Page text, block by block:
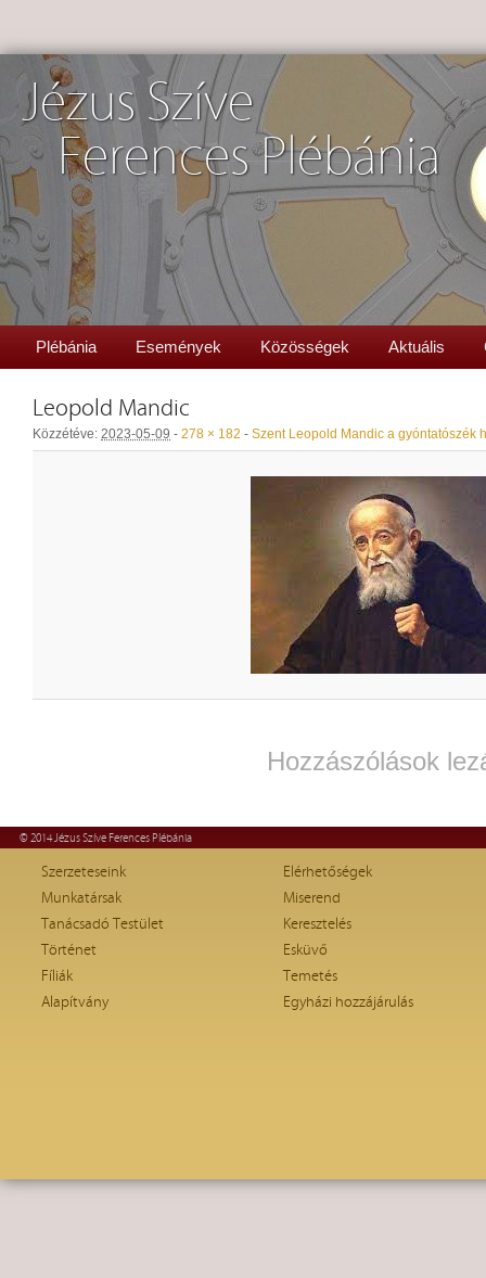
Jézus Szíve
Ferences Plébánia
Plébánia Események Közösségek Aktuális
Leopold Mandic
Közzétéve: 2023-05-09 - 278 × 182 - Szent Leopold Mandic a gyóntatószék
Hozzászólások
© 2014 Jézus Szíve Ferences Plébánia
Szerzeteseink
Munkatársak
Tanácsadó Testület
Történet
Fíliák
Alapítvány
Elérhetőségek
Miserend
Keresztelés
Esküvő
Temetés
Egyházi hozzájárulás